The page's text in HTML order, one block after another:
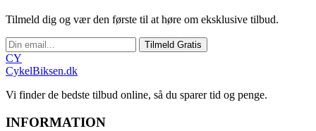
Tilmeld dig og vær den første til at høre om eksklusive tilbud.
Tilmeld Gratis
CY
CykelBiksen.dk
Vi finder de bedste tilbud online, så du sparer tid og penge.
INFORMATION